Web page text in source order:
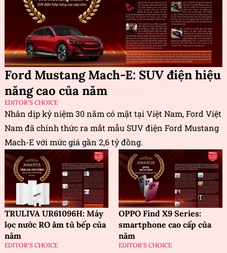
Ford Mustang Mach-E: SUV điện hiệu
năng cao của năm
EDITOR'S CHOICE
Nhân dịp kỷ niệm 30 năm có mặt tại Việt Nam, Ford Việt
Nam đã chính thức ra mắt mẫu SUV điện Ford Mustang
Mach-E với mức giá gần 2,6 tỷ đồng.
TRULIVA UR61096H: Máy
lọc nước RO âm tủ bếp của
năm
EDITOR'S CHOICE
OPPO Find X9 Series:
smartphone cao cấp của
năm
EDITOR'S CHOICE